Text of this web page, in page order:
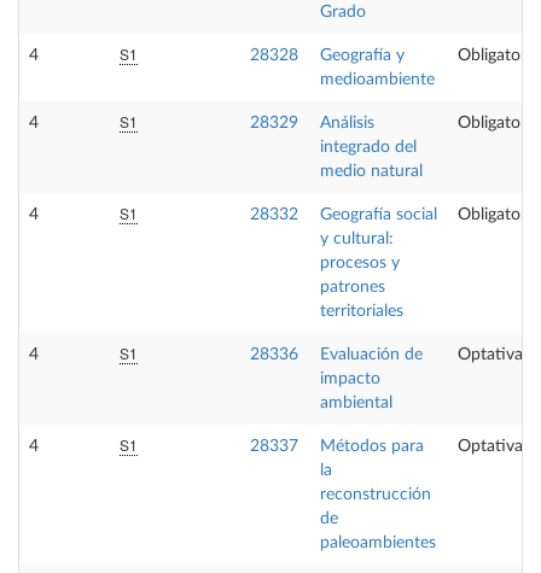
Grado
4 S1 28328
Geografía y
medioambiente
Obligatoria
4 S1 28329
Análisis
integrado del
medio natural
Obligatoria
4 S1 28332
Geografía social
y cultural:
procesos y
patrones
territoriales
Obligatoria
4 S1 28336
Evaluación de
impacto
ambiental
Optativa
4 S1 28337
Métodos para
la
reconstrucción
de
paleoambientes
Optativa